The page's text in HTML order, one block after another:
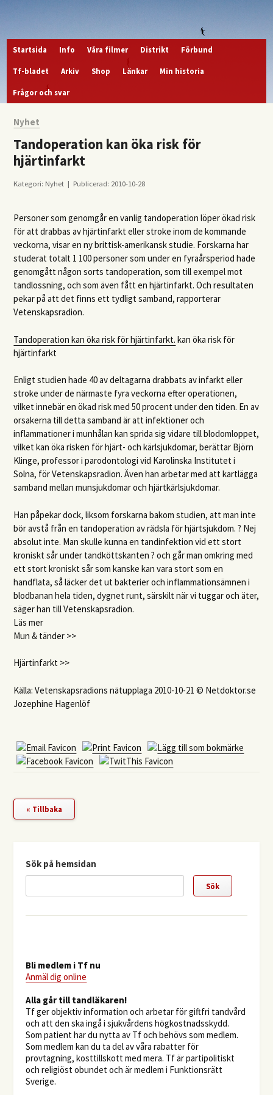
Startsida Info Våra filmer Distrikt Förbund
Tf-bladet Arkiv Shop Länkar Min historia
Frågor och svar
Nyhet
Tandoperation kan öka risk för
hjärtinfarkt
Kategori: Nyhet | Publicerad: 2010-10-28
Personer som genomgår en vanlig tandoperation löper ökad risk
för att drabbas av hjärtinfarkt eller stroke inom de kommande
veckorna, visar en ny brittisk-amerikansk studie. Forskarna har
studerat totalt 1 100 personer som under en fyraårsperiod hade
genomgått någon sorts tandoperation, som till exempel mot
tandlossning, och som även fått en hjärtinfarkt. Och resultaten
pekar på att det finns ett tydligt samband, rapporterar
Vetenskapsradion.
Tandoperation kan öka risk för hjärtinfarkt. kan öka risk för
hjärtinfarkt
Enligt studien hade 40 av deltagarna drabbats av infarkt eller
stroke under de närmaste fyra veckorna efter operationen,
vilket innebär en ökad risk med 50 procent under den tiden. En av
orsakerna till detta samband är att infektioner och
inflammationer i munhålan kan sprida sig vidare till blodomloppet,
vilket kan öka risken för hjärt- och kärlsjukdomar, berättar Björn
Klinge, professor i parodontologi vid Karolinska Institutet i
Solna, för Vetenskapsradion. Även han arbetar med att kartlägga
samband mellan munsjukdomar och hjärtkärlsjukdomar.
Han påpekar dock, liksom forskarna bakom studien, att man inte
bör avstå från en tandoperation av rädsla för hjärtsjukdom. ? Nej
absolut inte. Man skulle kunna en tandinfektion vid ett stort
kroniskt sår under tandköttskanten ? och går man omkring med
ett stort kroniskt sår som kanske kan vara stort som en
handflata, så läcker det ut bakterier och inflammationsämnen i
blodbanan hela tiden, dygnet runt, särskilt när vi tuggar och äter,
säger han till Vetenskapsradion.
Läs mer
Mun & tänder >>
Hjärtinfarkt >>
Källa: Vetenskapsradions nätupplaga 2010-10-21 © Netdoktor.se
Jozephine Hagenlöf
« Tillbaka
Sök på hemsidan
Bli medlem i Tf nu
Anmäl dig online
​Alla går till tandläkaren!
Tf ger objektiv information och arbetar för giftfri tandvård
och att den ska ingå i sjukvårdens högkostnadsskydd.
Som patient har du nytta av Tf och behövs som medlem.
Som medlem kan du ta del av våra rabatter för
provtagning, kosttillskott med mera. Tf är partipolitiskt
och religiöst obundet och är medlem i Funktionsrätt
Sverige.